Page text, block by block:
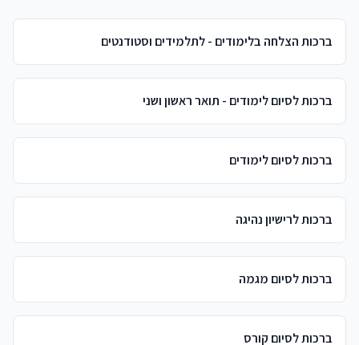
ברכות הצלחה בלימודים - לתלמידים וסטודנטים
ברכות לסיום לימודים - תואר ראשון ושני
ברכות לסיום לימודים
ברכות לרישיון נהיגה
ברכות לסיום מגמה
ברכות לסיום קורס